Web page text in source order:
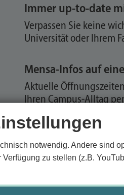
notwendig. Andere sind
zu stellen (z.B.
Immer up-to-date
Verpassen Sie keine
Universität oder Ihrem
Mensa-Infos auf
Aktuelle
Ihren Campus-Alltag